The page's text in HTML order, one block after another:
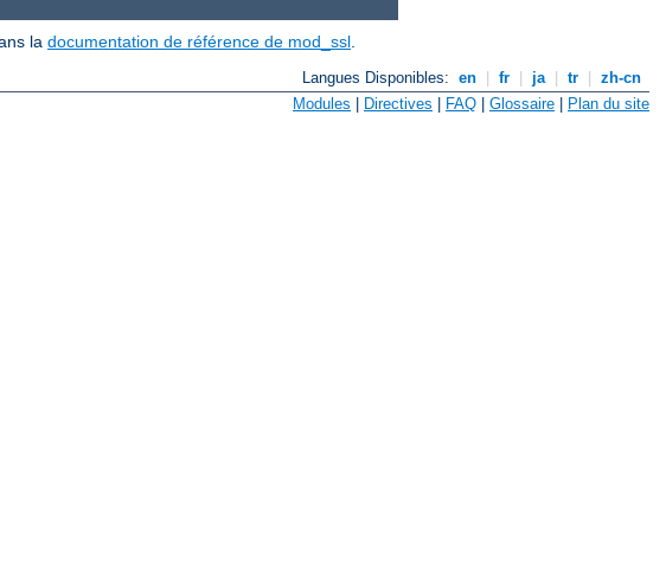
la documentation de référence de mod_ssl
Langues Disponibles: en fr ja tr
zh-cn
Modules Directives FAQ Glossaire Plan du site